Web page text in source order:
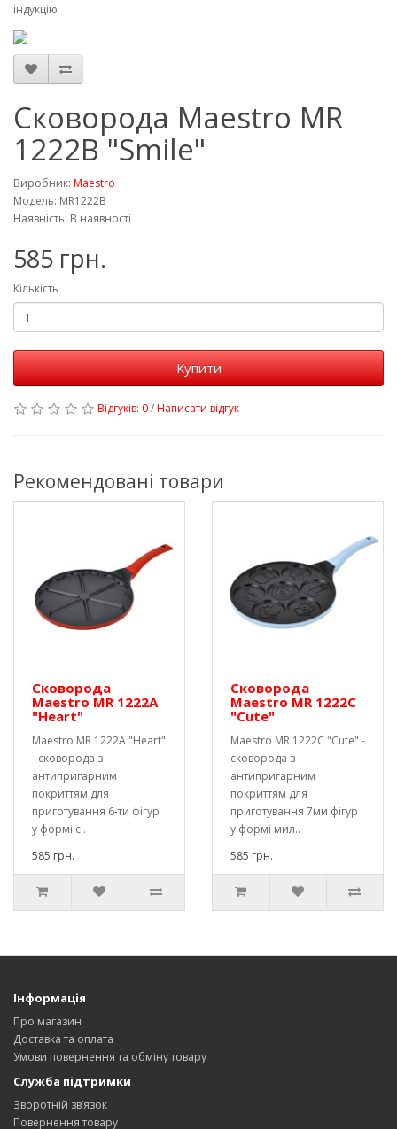
індукцію
Сковорода Maestro MR
1222B "Smile"
Виробник: Maestro
Модель: MR1222B
Наявність: В наявності
585 грн.
Кількість
Купити
Відгуків: 0/Написати відгук
Рекомендовані товари
Сковорода
Maestro MR 1222A
"Heart"
Maestro MR 1222A "Heart"
- сковорода з
антипригарним
покриттям для
приготування 6-ти фігур
у формі с..
585 грн.
Сковорода
Maestro MR 1222C
"Cute"
Maestro MR 1222C "Cute" -
сковорода з
антипригарним
покриттям для
приготування 7ми фігур
у формі мил..
585 грн.
Інформація
Про магазин
Доставка та оплата
Умови повернення та обміну товару
Служба підтримки
Зворотній зв’язок
Повернення товару